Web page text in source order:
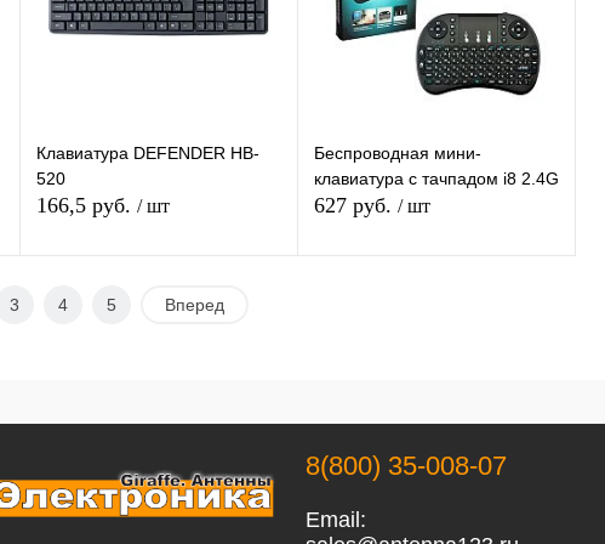
В избранное
Недоступно
В избранное
Недоступно
Клавиатура DEFENDER HB-
520
166,5 руб. / шт
Подписаться
В избранное
Беспроводная мини-
клавиатура с тачпадом i8 2.4G
627 руб. / шт
В избранное
3 4 5 Вперед
8(800) 35-008-07
Email: